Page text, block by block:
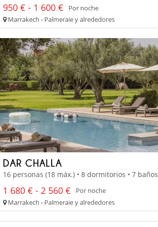
950 € - 1 600 €
Por noche
Marrakech - Palmeraie y alrededores
DAR CHALLA
16 personas (18 máx.) • 8 dormitorios • 7 baños
1 680 € - 2 560 €
Por noche
Marrakech - Palmeraie y alrededores